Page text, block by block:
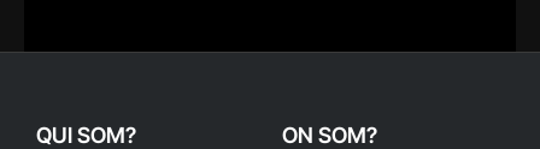
QUI SOM? ON SOM?